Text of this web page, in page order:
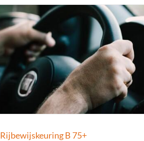
Rijbewijskeuring B 75+